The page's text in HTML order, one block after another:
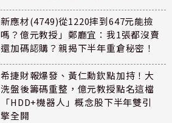
新應材(4749)從1220摔到647元能撿
嗎？億元教授」鄭廳宜：我1張都沒賣
還加碼認購？親揭下半年重倉秘密！
希捷財報爆發、黃仁勳欽點加持！大
洗盤後籌碼重整，億元教授點名這檔
「HDD+機器人」概念股下半年雙引
擎全開